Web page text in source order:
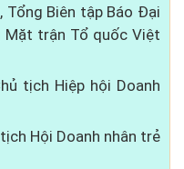
Tổng Biên tập Báo Đại
Mặt trận Tổ quốc Việt
tịch Hiệp hội Doanh
Hội Doanh nhân trẻ